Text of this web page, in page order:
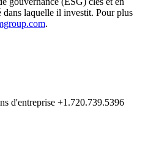
dans laquelle il investit. Pour plus
.
d'entreprise +1.720.739.5396